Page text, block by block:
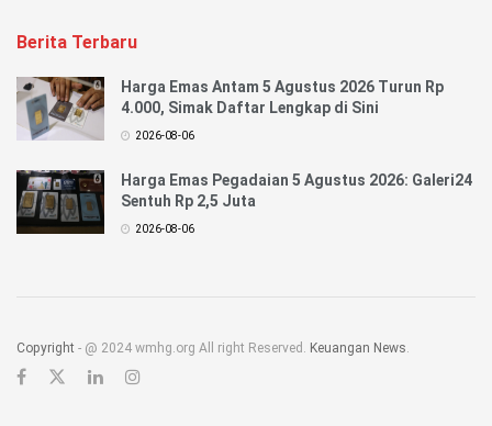
Berita Terbaru
Harga Emas Antam 5 Agustus 2026 Turun Rp
4.000, Simak Daftar Lengkap di Sini
2026-08-06
Harga Emas Pegadaian 5 Agustus 2026: Galeri24
Sentuh Rp 2,5 Juta
2026-08-06
Copyright - @ 2024 wmhg.org All right Reserved. Keuangan News.